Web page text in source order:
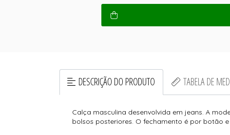
DESCRIÇÃO DO PRODUTO TABELA DE
Calça masculina desenvolvida em jeans. A
bolsos posteriores. O fechamento é por botão